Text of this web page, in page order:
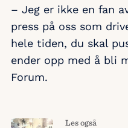
– Jeg er ikke en fan
press på oss som
hele tiden, du skal
ender opp med å bli
Forum.
Les også